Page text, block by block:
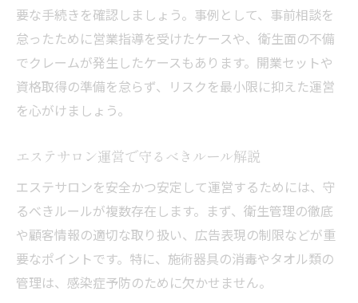
要な手続きを確認しましょう。事例として、事前相談を
怠ったために営業指導を受けたケースや、衛生面の不備
でクレームが発生したケースもあります。開業セットや
資格取得の準備を怠らず、リスクを最小限に抑えた運営
を心がけましょう。
エステサロン運営で守るべきルール解説
エステサロンを安全かつ安定して運営するためには、守
るべきルールが複数存在します。まず、衛生管理の徹底
や顧客情報の適切な取り扱い、広告表現の制限などが重
要なポイントです。特に、施術器具の消毒やタオル類の
管理は、感染症予防のために欠かせません。